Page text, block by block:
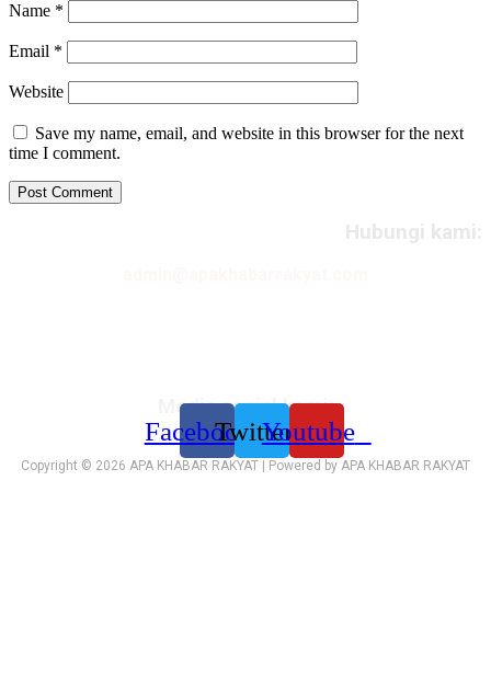
Name *
Email *
Website
Save my name, email, and website in this browser for the next
time I comment.
Media sosial kami:
FacebookTwitterYoutube
Copyright © 2026 APA KHABAR RAKYAT | Powered by APA KHABAR RAKYAT